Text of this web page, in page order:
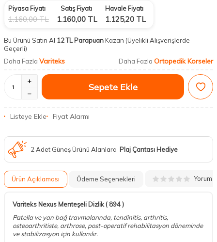
Piyasa Fiyatı
1.160,00TL
Satış Fiyatı
1.160,00 TL
Havale Fiyatı
1.125,20 TL
Bu Ürünü Satın Al 12 TL ParapuanKazan (Üyelikli Alışverişlerde
Geçerli)
Daha Fazla Variteks Daha Fazla Ortopedik Korseler
Sepete Ekle
Listeye Ekle Fiyat Alarmı
2 Adet Güneş Ürünü Alanlara Plaj Çantası Hediye
Ürün Açıklaması Ödeme Seçenekleri Yorum
Variteks Nexus Menteşeli Dizlik ( 894 )
Patella ve yan bağ travmalarında, tendinitis, arthritis,
osteoarthritiste, arthrose, post-operatif rehabilitasyon döneminde
ve stabilizasyon için kullanılır.